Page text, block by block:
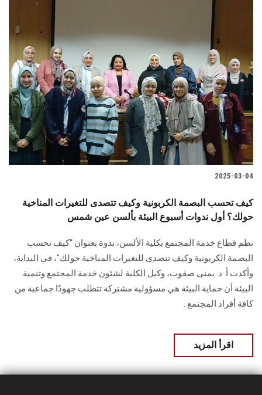
تواصل معنا
الطلاب
هيئة التدريس
الدراسات العليا
الزائـرون
سجل الان
2025-03-04
كيف تحسب البصمة الكربونية وكيف تتصدى للتغيرات المناخية
حولك؟ أول ندوات أسبوع البيئة بألسن عين شمس
نظم قطاع خدمة المجتمع بكلية الألسن، ندوة بعنوان "كيف تحسب
البصمة الكربونية وكيف تتصدى للتغيرات المناخية حولك"، في البداية،
وأكدت أ. د. يمنى صفوت، وكيل الكلية لشئون خدمة المجتمع وتنمية
البيئة أن حماية البيئة هي مسؤولية مشتركة تتطلب جهودًا جماعية من
كافة أفراد المجتمع .
اقرأ المزيد